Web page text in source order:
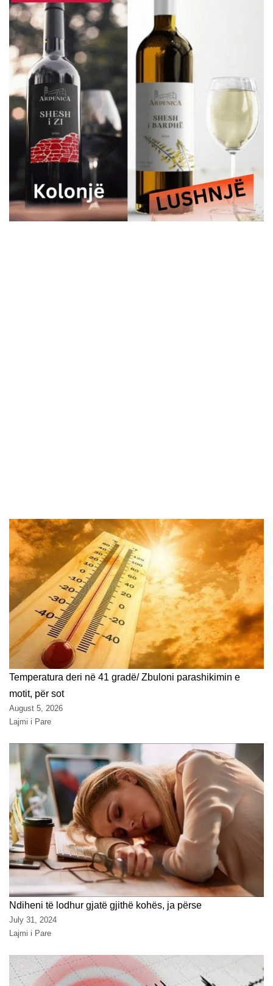
Temperatura deri në 41 gradë/ Zbuloni parashikimin e
motit, për sot
August 5, 2026
Lajmi i Pare
Ndiheni të lodhur gjatë gjithë kohës, ja përse
July 31, 2024
Lajmi i Pare